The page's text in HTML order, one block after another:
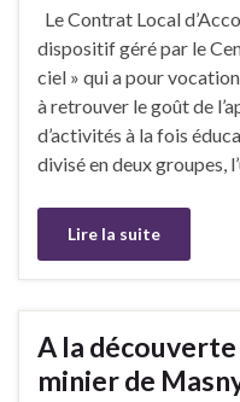
Le Contrat Local
dispositif géré par le
ciel » qui a pour
à retrouver le goût de
d’activités à la fois
divisé en deux groupes,
Lire la suite
A la
minier de